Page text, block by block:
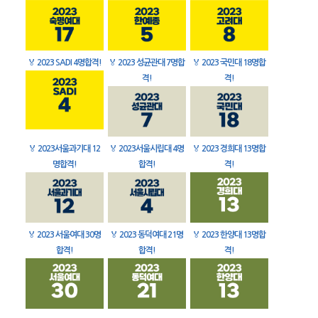
🏅 2023 SADI 4명합격! 🏅 2023 성균관대 7명합
격!
🏅 2023 국민대 18명합
격!
🏅 2023서울과기대 12
명합격!
🏅 2023서울시립대 4명
합격!
🏅 2023 경희대 13명합
격!
🏅 2023 서울여대 30명
합격!
🏅 2023 동덕여대 21명
합격!
🏅 2023 한양대 13명합
격!